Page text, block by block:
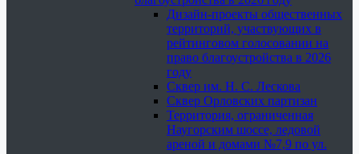
Дизайн-проекты общественных
территорий, участвующих в
рейтинговом голосовании на
право благоустройства в 2026
году
Сквер им. Н. С. Лескова
Сквер Орловских партизан
Территория, ограниченная
Наугорским шоссе, ледовой
ареной и домами №7,9 по ул.